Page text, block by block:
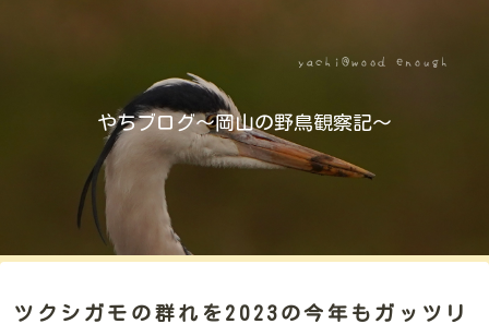
やちブログ～岡山の野鳥観察記～
ツクシガモの群れを2023の今年もガッツリ